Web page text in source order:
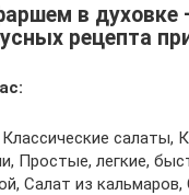
в духовке
рецепта
салаты,
Простые, легкие,
Салат из кальмаров,